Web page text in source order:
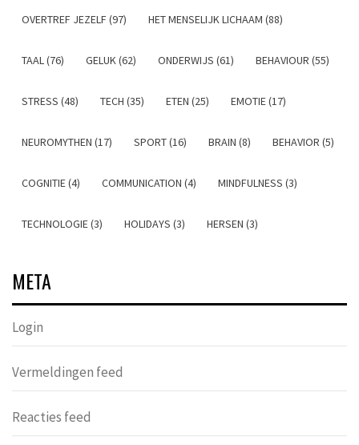
OVERTREF JEZELF (97) HET MENSELIJK LICHAAM (88)
TAAL (76) GELUK (62) ONDERWIJS (61) BEHAVIOUR (55)
STRESS (48) TECH (35) ETEN (25) EMOTIE (17)
NEUROMYTHEN (17) SPORT (16) BRAIN (8) BEHAVIOR (5)
COGNITIE (4) COMMUNICATION (4) MINDFULNESS (3)
TECHNOLOGIE (3) HOLIDAYS (3) HERSEN (3)
META
Login
Vermeldingen feed
Reacties feed